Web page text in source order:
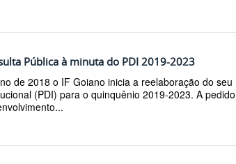
Pública à minuta do PDI 2019-2023
de 2018 o IF Goiano inicia a reelaboração do
(PDI) para o quinquênio 2019-2023. A